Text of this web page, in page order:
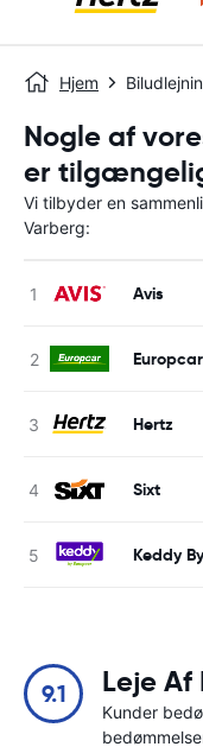
Hjem
Nogle af
er
Vi tilbyder en
Varberg:
Avis
Europcar
Hertz
Sixt
Keddy
9.1 Leje Af
Kunder